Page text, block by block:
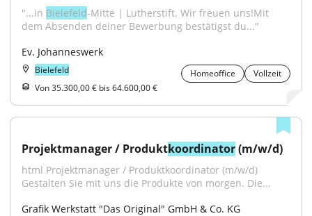
"...in Bielefeld-Mitte | Lutherstift. Wir freuen uns!Mit
dem Absenden deiner Bewerbung bestätigst du..."
Ev. Johanneswerk
Bielefeld Homeoffice
Vollzeit
Von 35.300,00 € bis 64.600,00 €
Projektmanager / Produktkoordinator (m/w/d)
html Projektmanager / Produktkoordinator (m/w/d)
Gestalten Sie mit uns die Produkte von morgen. Die...
Grafik Werkstatt "Das Original" GmbH & Co. KG